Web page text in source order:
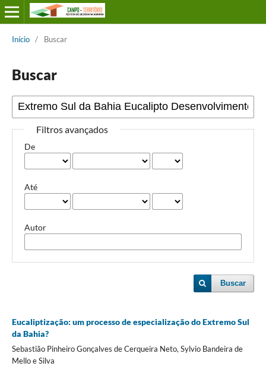
Início / Buscar
Buscar
Filtros avançados
De
Até
Autor
Buscar
Eucaliptização: um processo de especialização do Extremo Sul
da Bahia?
Sebastião Pinheiro Gonçalves de Cerqueira Neto, Sylvio Bandeira de
Mello e Silva